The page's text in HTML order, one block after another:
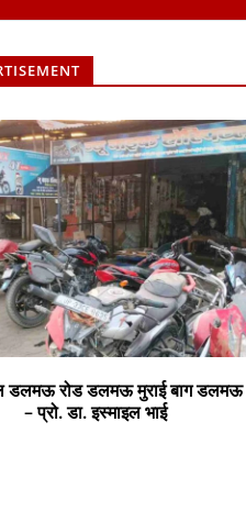
डलमऊ रोड डलमऊ मुराई बाग डलमऊ
– प्रो. डा. इस्माइल भाई